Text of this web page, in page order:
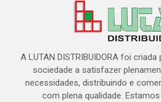
A LUTAN DISTRIBUIDORA foi
sociedade a satisfazer
necessidades, distribuindo e
com plena qualidade.